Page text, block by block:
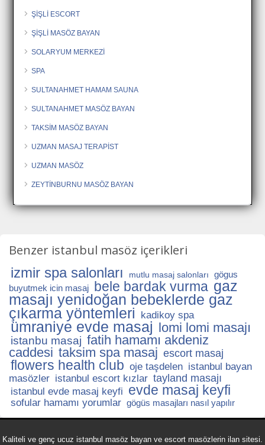
ŞİŞLİ ESCORT
ŞİŞLİ MASÖZ BAYAN
SOLARYUM MERKEZİ
SPA
SULTANAHMET HAMAM SAUNA
SULTANAHMET MASÖZ BAYAN
TAKSİM MASÖZ BAYAN
UZMAN MASAJ TERAPİST
UZMAN MASÖZ
ZEYTİNBURNU MASÖZ BAYAN
Benzer istanbul masöz içerikleri
izmir spa salonları
mutlu masaj salonları
gögus
buyutmek icin masaj bele bardak vurma gaz
masajı yenidoğan bebeklerde gaz
çıkarma yöntemleri
kadikoy spa
ümraniye evde masaj lomi lomi masajı
istanbu masaj fatih hamamı akdeniz
caddesi taksim spa masaj escort masaj
flowers health club oje taşdelen istanbul bayan
masözler istanbul escort kızlar tayland masajı
istanbul evde masaj keyfi evde masaj keyfi
sofular hamamı yorumlar gögüs masajları nasıl yapılır
Kaliteli ve genç ucuz istanbul masöz bayan ve escort masözlerin ilan sitesi.